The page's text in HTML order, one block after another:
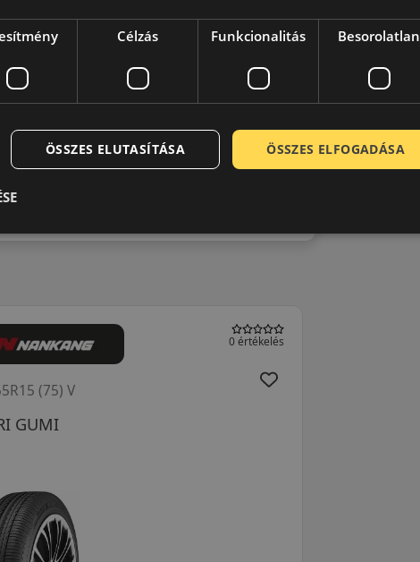
megbízható gumiabroncsot, legyen
0 / 5
0 értékelés
GUMI
(75) V
Célzás Funkcionalitás Besorolatlan
ÖSSZES ELFOGADÁSA
ÖSSZES ELUTASÍTÁSA